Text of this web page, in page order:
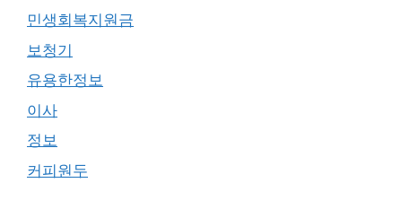
민생회복지원금
보청기
유용한정보
이사
정보
커피원두